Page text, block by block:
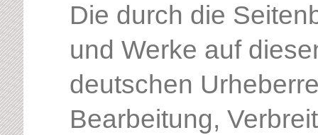
Die durch die
und Werke auf
deutschen
Bearbeitung,